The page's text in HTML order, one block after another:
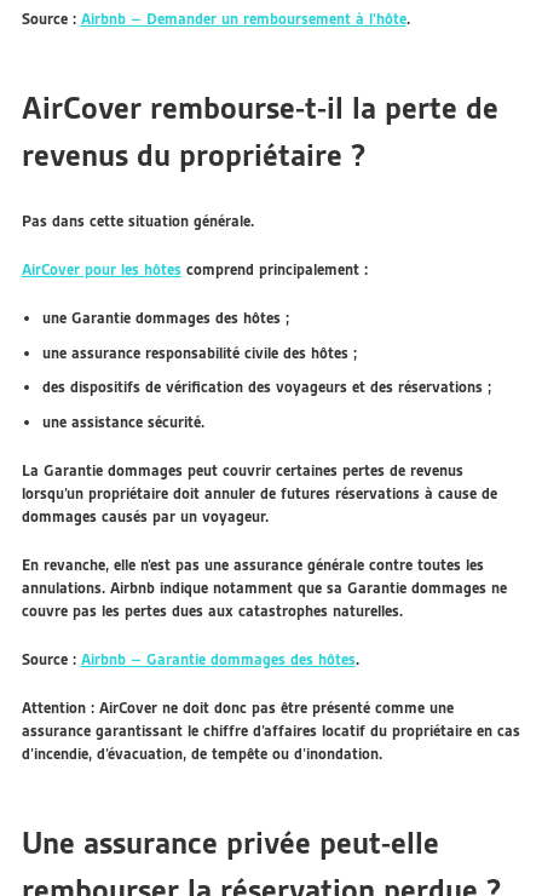
Source : Airbnb – Demander un remboursement à l’hôte.
AirCover rembourse-t-il la perte de
revenus du propriétaire ?
Pas dans cette situation générale.
AirCover pour les hôtescomprend principalement :
une Garantie dommages des hôtes ;
une assurance responsabilité civile des hôtes ;
des dispositifs de vérification des voyageurs et des réservations ;
une assistance sécurité.
La Garantie dommages peut couvrir certaines pertes de revenus
lorsqu’un propriétaire doit annuler de futures réservations à cause de
dommages causés par un voyageur.
En revanche, elle n’est pas une assurance générale contre toutes les
annulations. Airbnb indique notamment que sa Garantie dommages ne
couvre pas les pertes dues aux catastrophes naturelles.
Source : Airbnb – Garantie dommages des hôtes.
Attention :AirCover ne doit donc pas être présenté comme une
assurance garantissant le chiffre d’affaires locatif du propriétaire en cas
d’incendie, d’évacuation, de tempête ou d’inondation.
Une assurance privée peut-elle